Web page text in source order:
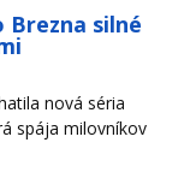
silné
nová séria
spája milovníkov